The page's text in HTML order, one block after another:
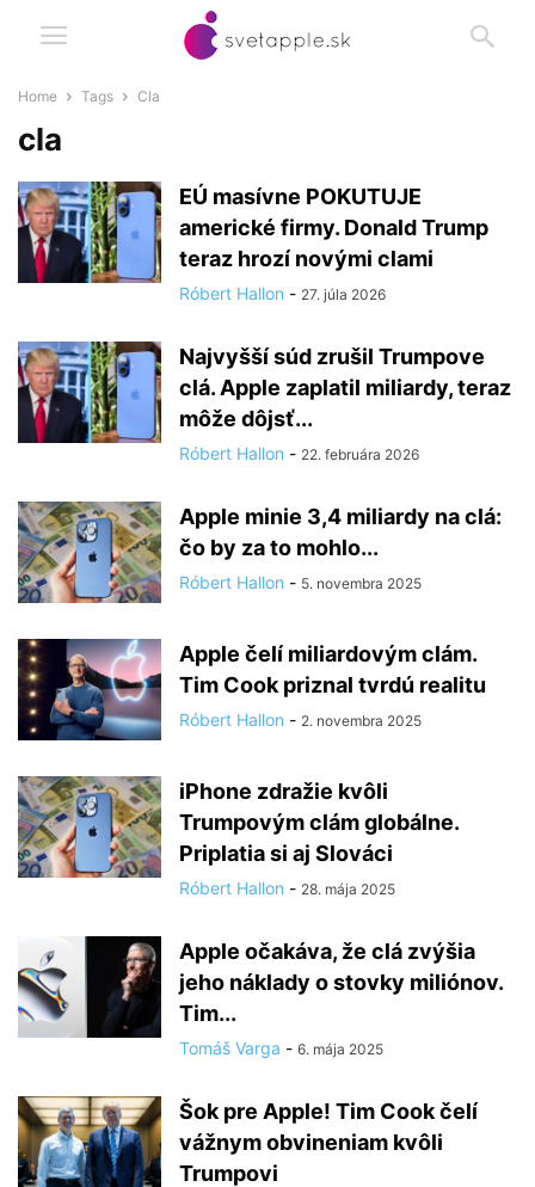
Home Tags Cla
cla
EÚ masívne POKUTUJE
americké firmy. Donald Trump
teraz hrozí novými clami
Róbert Hallon - 27. júla 2026
Najvyšší súd zrušil Trumpove
clá. Apple zaplatil miliardy, teraz
môže dôjsť...
Róbert Hallon - 22. februára 2026
Apple minie 3,4 miliardy na clá:
čo by za to mohlo...
Róbert Hallon - 5. novembra 2025
Apple čelí miliardovým clám.
Tim Cook priznal tvrdú realitu
Róbert Hallon - 2. novembra 2025
iPhone zdražie kvôli
Trumpovým clám globálne.
Priplatia si aj Slováci
Róbert Hallon - 28. mája 2025
Apple očakáva, že clá zvýšia
jeho náklady o stovky miliónov.
Tim...
Tomáš Varga - 6. mája 2025
Šok pre Apple! Tim Cook čelí
vážnym obvineniam kvôli
Trumpovi